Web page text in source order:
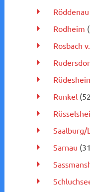
Röddenau
Rodheim
Rosbach
Runkel
Saalburg/
Sarnau